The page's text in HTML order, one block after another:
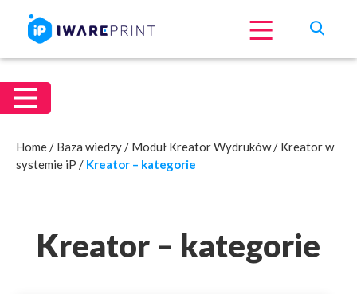
Home/ Baza wiedzy/ Moduł Kreator Wydruków/ Kreator w
systemie iP / Kreator – kategorie
Kreator – kategorie